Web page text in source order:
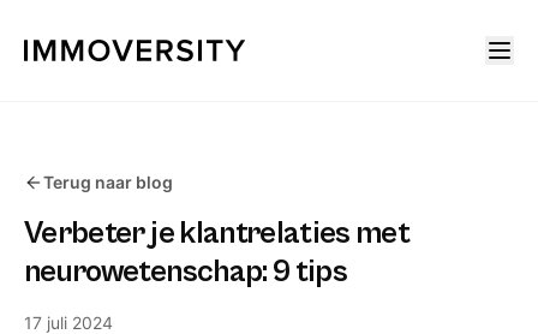
Terug naar blog
Verbeter je klantrelaties met
neurowetenschap: 9 tips
17 juli 2024